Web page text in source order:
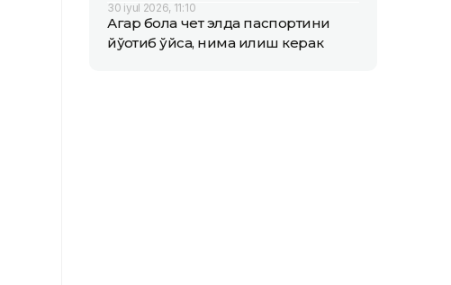
30 iyul 2026, 11:10
Агар бола чет элда паспортини
йўқотиб қўйса, нима қилиш керак